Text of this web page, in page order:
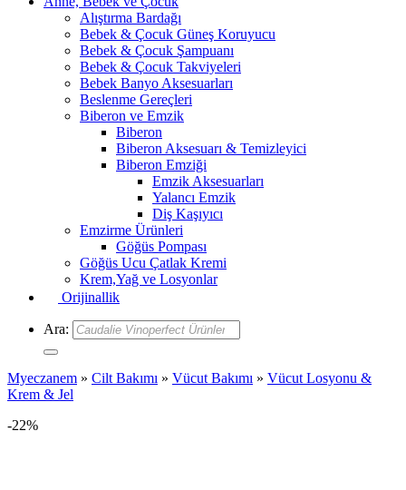
Alıştırma Bardağı
Bebek & Çocuk Güneş Koruyucu
Bebek & Çocuk Şampuanı
Bebek & Çocuk Takviyeleri
Bebek Banyo Aksesuarları
Beslenme Gereçleri
Biberon ve Emzik
Biberon
Biberon Aksesuarı & Temizleyici
Biberon Emziği
Emzik Aksesuarları
Yalancı Emzik
Diş Kaşıyıcı
Emzirme Ürünleri
Göğüs Pompası
Göğüs Ucu Çatlak Kremi
Krem,Yağ ve Losyonlar
Orijinallik
Ara:
Myeczanem » Cilt Bakımı » Vücut Bakımı » Vücut Losyonu &
Krem & Jel
-22%